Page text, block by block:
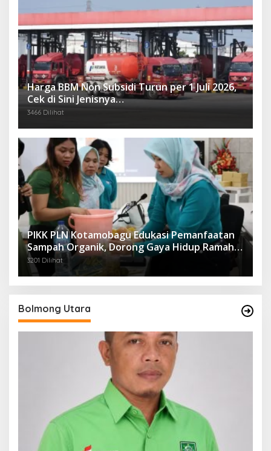
Harga BBM Non Subsidi Turun per 1 Juli 2026,
Cek di Sini Jenisnya…
3466 Dilihat
PIKK PLN Kotamobagu Edukasi Pemanfaatan
Sampah Organik, Dorong Gaya Hidup Ramah
Lingkungan
3201 Dilihat
Bolmong Utara